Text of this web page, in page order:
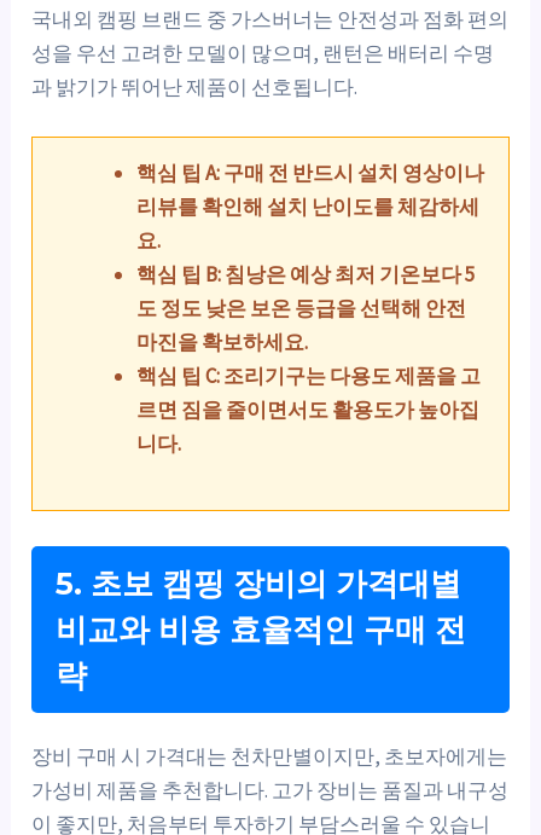
국내외 캠핑 브랜드 중 가스버너는 안전성과 점화 편의
성을 우선 고려한 모델이 많으며, 랜턴은 배터리 수명
과 밝기가 뛰어난 제품이 선호됩니다.
핵심 팁 A: 구매 전 반드시 설치 영상이나
리뷰를 확인해 설치 난이도를 체감하세
요.
핵심 팁 B: 침낭은 예상 최저 기온보다 5
도 정도 낮은 보온 등급을 선택해 안전
마진을 확보하세요.
핵심 팁 C: 조리기구는 다용도 제품을 고
르면 짐을 줄이면서도 활용도가 높아집
니다.
5. 초보 캠핑 장비의 가격대별
비교와 비용 효율적인 구매 전
략
장비 구매 시 가격대는 천차만별이지만, 초보자에게는
가성비 제품을 추천합니다. 고가 장비는 품질과 내구성
이 좋지만, 처음부터 투자하기 부담스러울 수 있습니